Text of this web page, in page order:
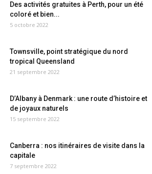
Des activités gratuites à Perth, pour un été
coloré et bien...
5 octobre 2022
Townsville, point stratégique du nord
tropical Queensland
21 septembre 2022
D’Albany à Denmark : une route d’histoire et
de joyaux naturels
15 septembre 2022
Canberra : nos itinéraires de visite dans la
capitale
7 septembre 2022